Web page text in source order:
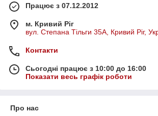
Працює з 07.12.2012
м. Кривий Ріг
вул. Степана Тільги 35А, Кривий Ріг,
Контакти
Сьогодні працює з 10:00 до 16:00
Показати весь графік роботи
Про нас